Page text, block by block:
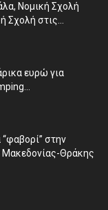
Νομική Σχολή
Σχολή στις...
ευρώ για
“φαβορί” στην
Μακεδονίας-Θράκης